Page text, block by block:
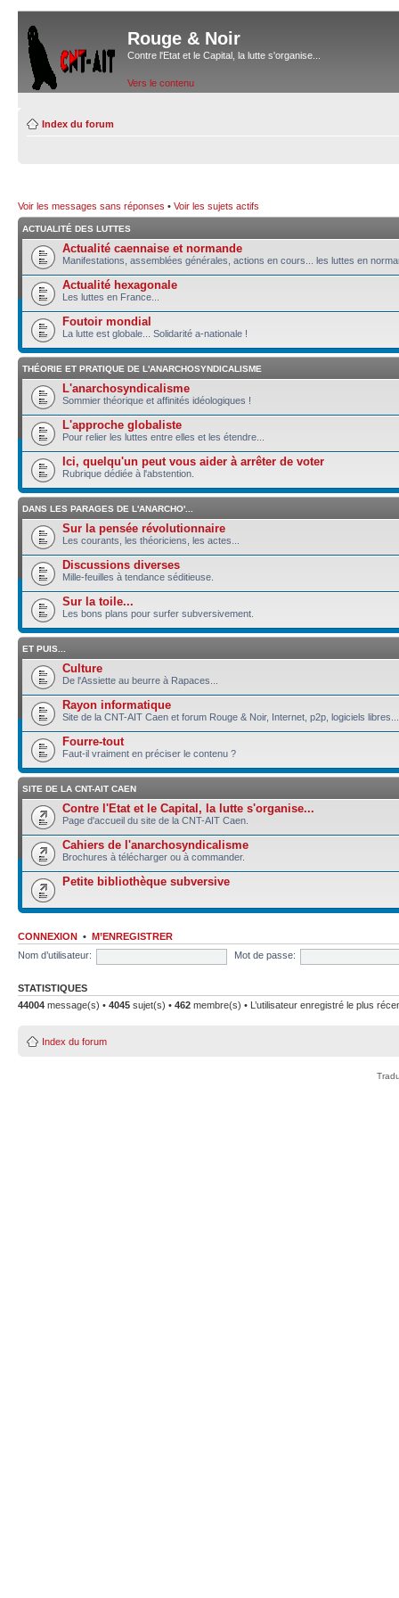
Rouge & Noir
Contre l'Etat et le Capital, la lutte s'organise...
Vers le contenu
Index du forum
Voir les messages sans réponses • Voir les sujets actifs
ACTUALITÉ DES LUTTES
Actualité caennaise et normande
Manifestations, assemblées générales, actions en cours... les luttes en
Actualité hexagonale
Les luttes en France...
Foutoir mondial
La lutte est globale... Solidarité a-nationale !
THÉORIE ET PRATIQUE DE L'ANARCHOSYNDICALISME
L'anarchosyndicalisme
Sommier théorique et affinités idéologiques !
L'approche globaliste
Pour relier les luttes entre elles et les étendre...
Ici, quelqu'un peut vous aider à arrêter de voter
Rubrique dédiée à l'abstention.
DANS LES PARAGES DE L'ANARCHO'...
Sur la pensée révolutionnaire
Les courants, les théoriciens, les actes...
Discussions diverses
Mille-feuilles à tendance séditieuse.
Sur la toile...
Les bons plans pour surfer subversivement.
ET PUIS...
Culture
De l'Assiette au beurre à Rapaces...
Rayon informatique
Site de la CNT-AIT Caen et forum Rouge & Noir, Internet, p2p, logiciels libres...
Fourre-tout
Faut-il vraiment en préciser le contenu ?
SITE DE LA CNT-AIT CAEN
Contre l'Etat et le Capital, la lutte s'organise...
Page d'accueil du site de la CNT-AIT Caen.
Cahiers de l'anarchosyndicalisme
Brochures à télécharger ou à commander.
Petite bibliothèque subversive
CONNEXION • M’ENREGISTRER
Nom d’utilisateur:
Mot de passe:
STATISTIQUES
44004 message(s) • 4045 sujet(s) • 462 membre(s) • L’utilisateur enregistré le plus
Index du forum